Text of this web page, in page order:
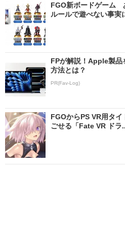
FGO新ボードゲーム
ルールで遊べない事実
FPが解説！Apple製品
方法とは？
PR(Fav-Log)
FGOからPS VR用タ
ごせる「Fate VR ドラ